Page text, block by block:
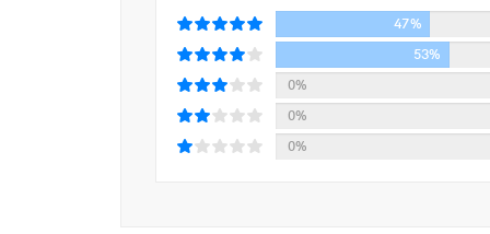
네덜란드 영화학교에서의 첫 학기가 끝났다.
구조다. 대신 항목별로 어떤 것이 뛰어났고, 어떤
매기지 않는다. 각자 자신만의 속도로 연구를 해
강사로부터 ‘학점’이 아닌 정성스러운 피드백
담겨 있다. (본문 182쪽)
47%
53%
0%
0%
0%